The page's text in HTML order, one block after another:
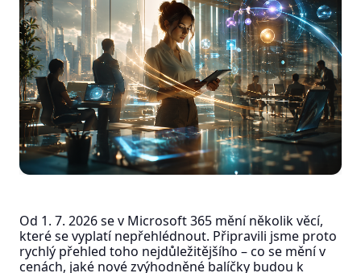
Od 1. 7. 2026 se v Microsoft 365 mění několik věcí,
které se vyplatí nepřehlédnout. Připravili jsme proto
rychlý přehled toho nejdůležitějšího – co se mění v
cenách, jaké nové zvýhodněné balíčky budou k